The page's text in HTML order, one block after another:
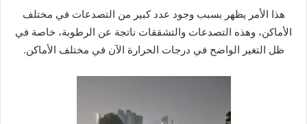
هذا الأمر يظهر بسبب وجود عدد كبير من التصدعات في مختلف
الأماكن، وهذه التصدعات والتشققات ناتجة عن الرطوبة، خاصة في
ظل التغير الواضح في درجات الحرارة الآن في مختلف الأماكن.